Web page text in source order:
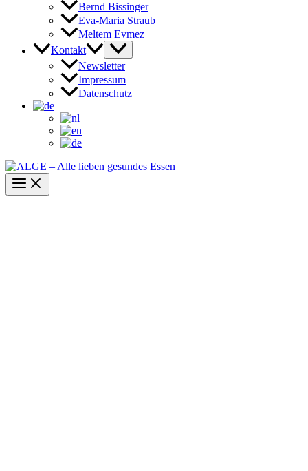
Bernd Bissinger
Eva-Maria Straub
Meltem Evmez
Kontakt
Newsletter
Impressum
Datenschutz